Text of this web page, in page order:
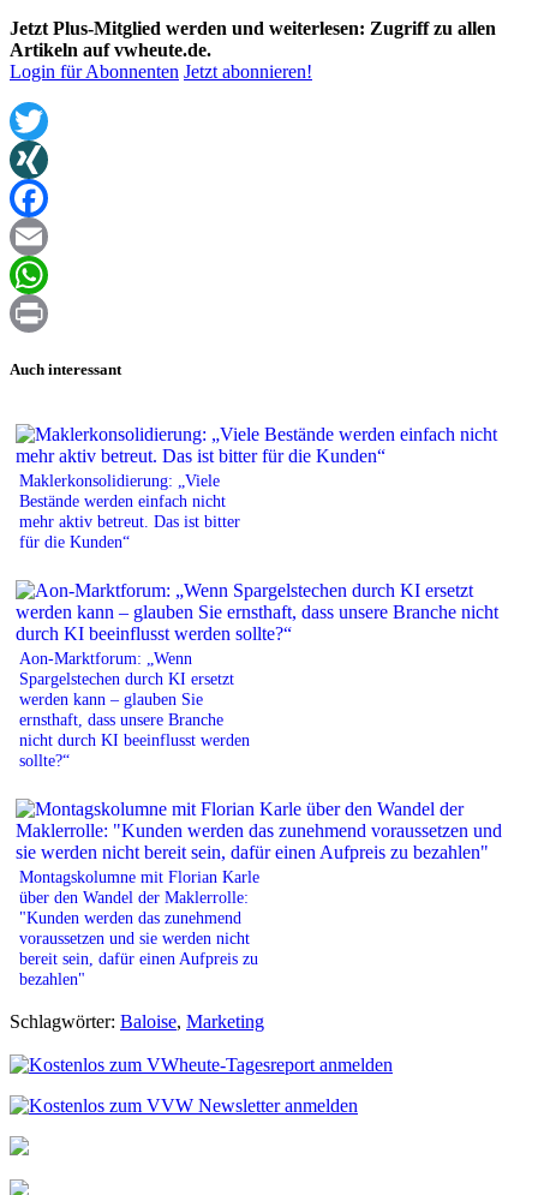
Jetzt Plus-Mitglied werden und weiterlesen: Zugriff zu allen
Artikeln auf vwheute.de.
Login für Abonnenten Jetzt abonnieren!
Twitter
XING
Facebook
Email
WhatsApp
Auch interessant
Maklerkonsolidierung: „Viele
Bestände werden einfach nicht
mehr aktiv betreut. Das ist bitter
für die Kunden“
Aon-Marktforum: „Wenn
Spargelstechen durch KI ersetzt
werden kann – glauben Sie
ernsthaft, dass unsere Branche
nicht durch KI beeinflusst werden
sollte?“
Montagskolumne mit Florian Karle
über den Wandel der Maklerrolle:
"Kunden werden das zunehmend
voraussetzen und sie werden nicht
bereit sein, dafür einen Aufpreis zu
bezahlen"
Schlagwörter: Baloise, Marketing